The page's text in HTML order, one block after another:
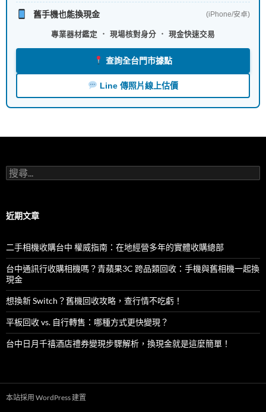
舊手機也能換現金 (iPhone/安卓)
專業器材鑑定 ． 現場核對身分 ． 現金快速交易
查詢全台門市據點
Line 傳照片線上估價
搜
尋
字:
近期文章
二手相機收購台中 權威指南：在地經營多年的實體收購總部
台中通訊行收購相機嗎？青蘋果3C 跨品類回收：手機與舊相機一起換
現金
想換新 Switch？舊機回收攻略，查行情不吃虧！
平板回收 vs. 自行轉售：哪種方式更快變現？
台中日月千禧酒店禮券變現步驟解析，換現金就是這麼簡單！
本站採用 WordPress 建置